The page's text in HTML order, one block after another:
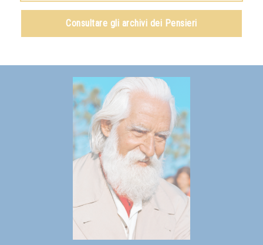
credeva di possedere, poiché non lo si è ottenuto dall'interno grazie a
Che cos'è un Maestro Spirituale, capitolo I
Consultare gli archivi dei Pensieri